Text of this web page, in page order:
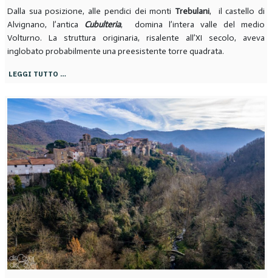
Dalla sua posizione, alle pendici dei monti Trebulani, il castello di
Alvignano, l’antica Cubulteria, domina l’intera valle del medio
Volturno. La struttura originaria, risalente all’XI secolo, aveva
inglobato probabilmente una preesistente torre quadrata.
LEGGI TUTTO …